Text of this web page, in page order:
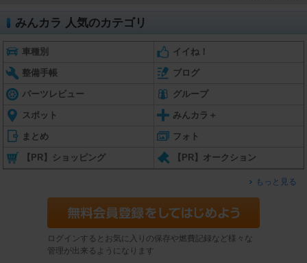
みんカラ 人気のカテゴリ
車種別 イイね！
整備手帳 ブログ
パーツレビュー グループ
スポット みんカラ＋
まとめ フォト
【PR】ショッピング 【PR】オークション
もっと見る
ログインするとお気に入りの保存や燃費記録など様々な
管理が出来るようになります